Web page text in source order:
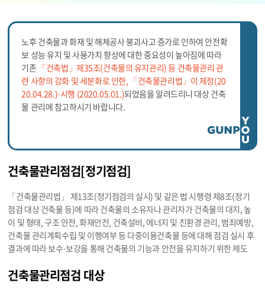
노후 건축물과 화재 및 해체공사 붕괴사고 증가로 인하여 안전확
보 성능 유지 및 사용가치 향상에 대한 중요성이 높아짐에 따라
기존 「건축법」제35조(건축물의 유지관리) 등 건축물관리 관
련 사항의 강화 및 세분화로 인한, 「건축물관리법」이 제정(20
20.04.28.)·시행 (2020.05.01.)되었음을 알려드리니 대상 건축
물 관리에 참고하시기 바랍니다.
건축물관리점검[정기점검]
「건축물관리법」 제13조(정기점검의 실시) 및 같은 법 시행령 제8조(정기
점검 대상 건축물 등)에 따라 건축물의 소유자나 관리자가 건축물의 대지, 높
이 및 형태, 구조 안전, 화재안전, 건축설비, 에너지 및 친환경 관리, 범죄예방,
건축물 관리계획수립 및 이행여부 등 다중이용건축물 등에 대해 점검 실시 후
결과에 따라 보수·보강을 통해 건축물의 기능과 안전을 유지하기 위한 제도
건축물관리점검 대상